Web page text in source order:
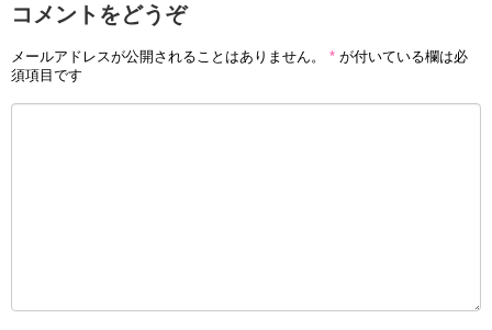
コメントをどうぞ
メールアドレスが公開されることはありません。 * が付いている欄は必
須項目です